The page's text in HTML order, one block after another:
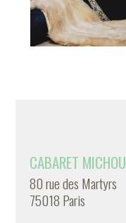
CABARET MICHOU
80 rue des Martyrs
75018 Paris